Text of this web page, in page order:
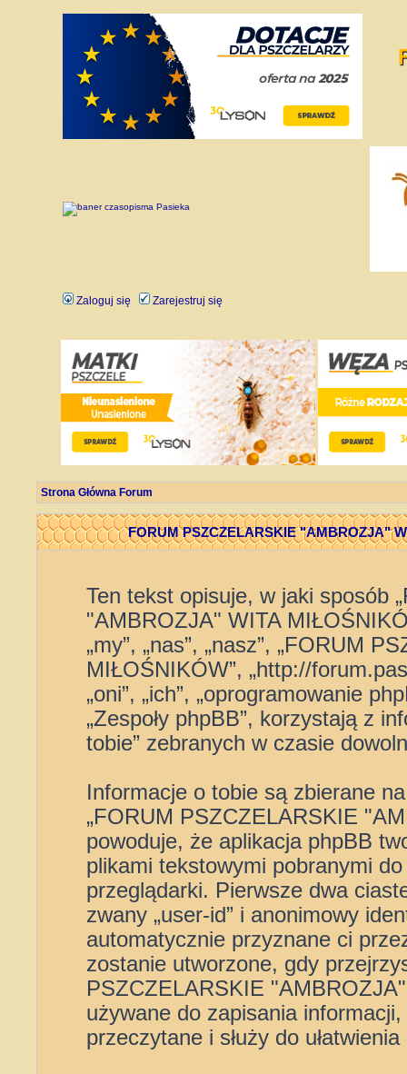
Zaloguj się Zarejestruj się
Strona Główna Forum
FORUM PSZCZELARSKIE "AMBROZJA"
Ten tekst opisuje, w jaki sposób
"AMBROZJA" WITA
„my”, „nas”, „nasz”, „FORUM
MIŁOŚNIKÓW”, „http://
„oni”, „ich”, „oprogramowanie
„Zespoły phpBB”, korzystają z
tobie” zebranych w czasie
Informacje o tobie są zbierane
„FORUM PSZCZELARSKIE
powoduje, że aplikacja phpBB
plikami tekstowymi pobranymi
przeglądarki. Pierwsze dwa
zwany „user-id” i anonimowy
automatycznie przyznane ci
zostanie utworzone, gdy
PSZCZELARSKIE
używane do zapisania
przeczytane i służy do